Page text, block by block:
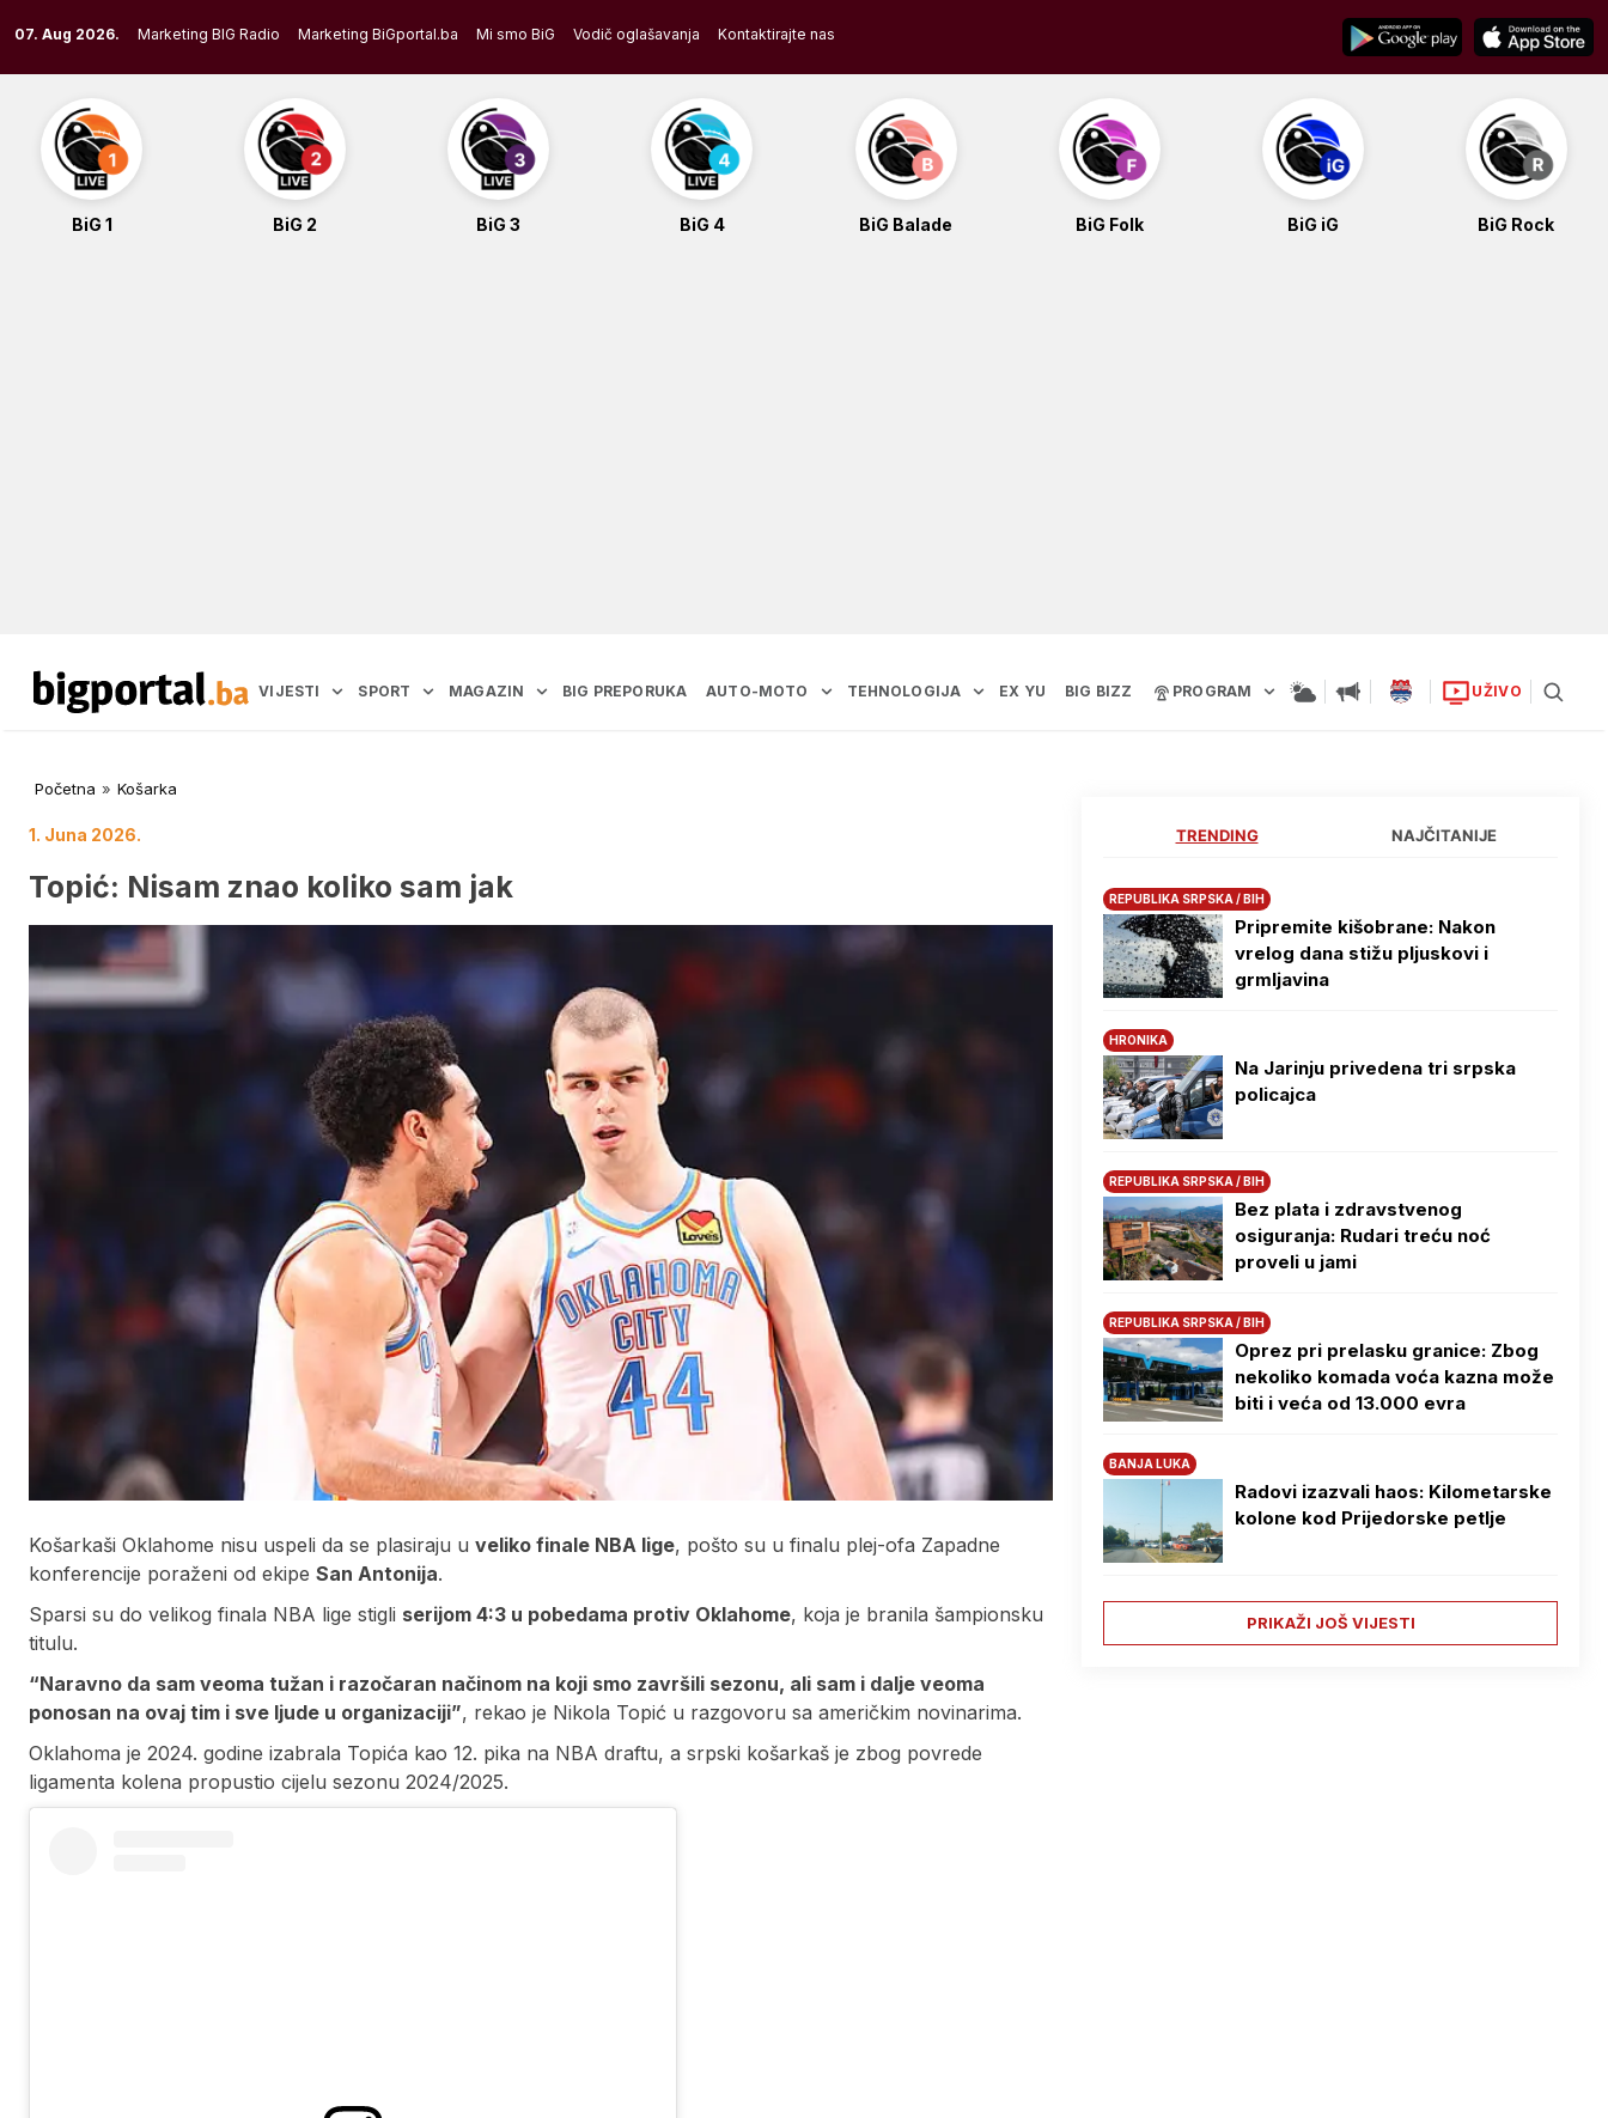
to
content
07. Aug 2026. Marketing BIG Radio Marketing BiGportal.ba Mi smo BiG Vodič oglašavanja Kontaktirajte nas
BiG 1 BiG 2 BiG 3 BiG 4 BiG Balade BiG Folk BiG iG BiG Rock
VIJESTI SPORT MAGAZIN BIG PREPORUKA AUTO-MOTO TEHNOLOGIJA EX YU BIG BIZZ PROGRAM UŽIVO
Početna » Košarka
1. Juna 2026.
Topić: Nisam znao koliko sam jak
Košarkaši Oklahome nisu uspeli da se plasiraju u veliko finale NBA lige, pošto su u finalu plej-ofa Zapadne
konferencije poraženi od ekipe San Antonija.
Sparsi su do velikog finala NBA lige stigli serijom 4:3 u pobedama protiv Oklahome, koja je branila šampionsku
titulu.
“Naravno da sam veoma tužan i razočaran načinom na koji smo završili sezonu, ali sam i dalje veoma
ponosan na ovaj tim i sve ljude u organizaciji”, rekao je Nikola Topić u razgovoru sa američkim novinarima.
Oklahoma je 2024. godine izabrala Topića kao 12. pika na NBA draftu, a srpski košarkaš je zbog povrede
ligamenta kolena propustio cijelu sezonu 2024/2025.
TRENDING NAJČITANIJE
REPUBLIKA SRPSKA / BIH
Pripremite kišobrane: Nakon
vrelog dana stižu pljuskovi i
grmljavina
HRONIKA
Na Јarinju privedena tri srpska
policajca
REPUBLIKA SRPSKA / BIH
Bez plata i zdravstvenog
osiguranja: Rudari treću noć
proveli u jami
REPUBLIKA SRPSKA / BIH
Oprez pri prelasku granice: Zbog
nekoliko komada voća kazna može
biti i veća od 13.000 evra
BANJA LUKA
Radovi izazvali haos: Kilometarske
kolone kod Prijedorske petlje
PRIKAŽI JOŠ VIJESTI